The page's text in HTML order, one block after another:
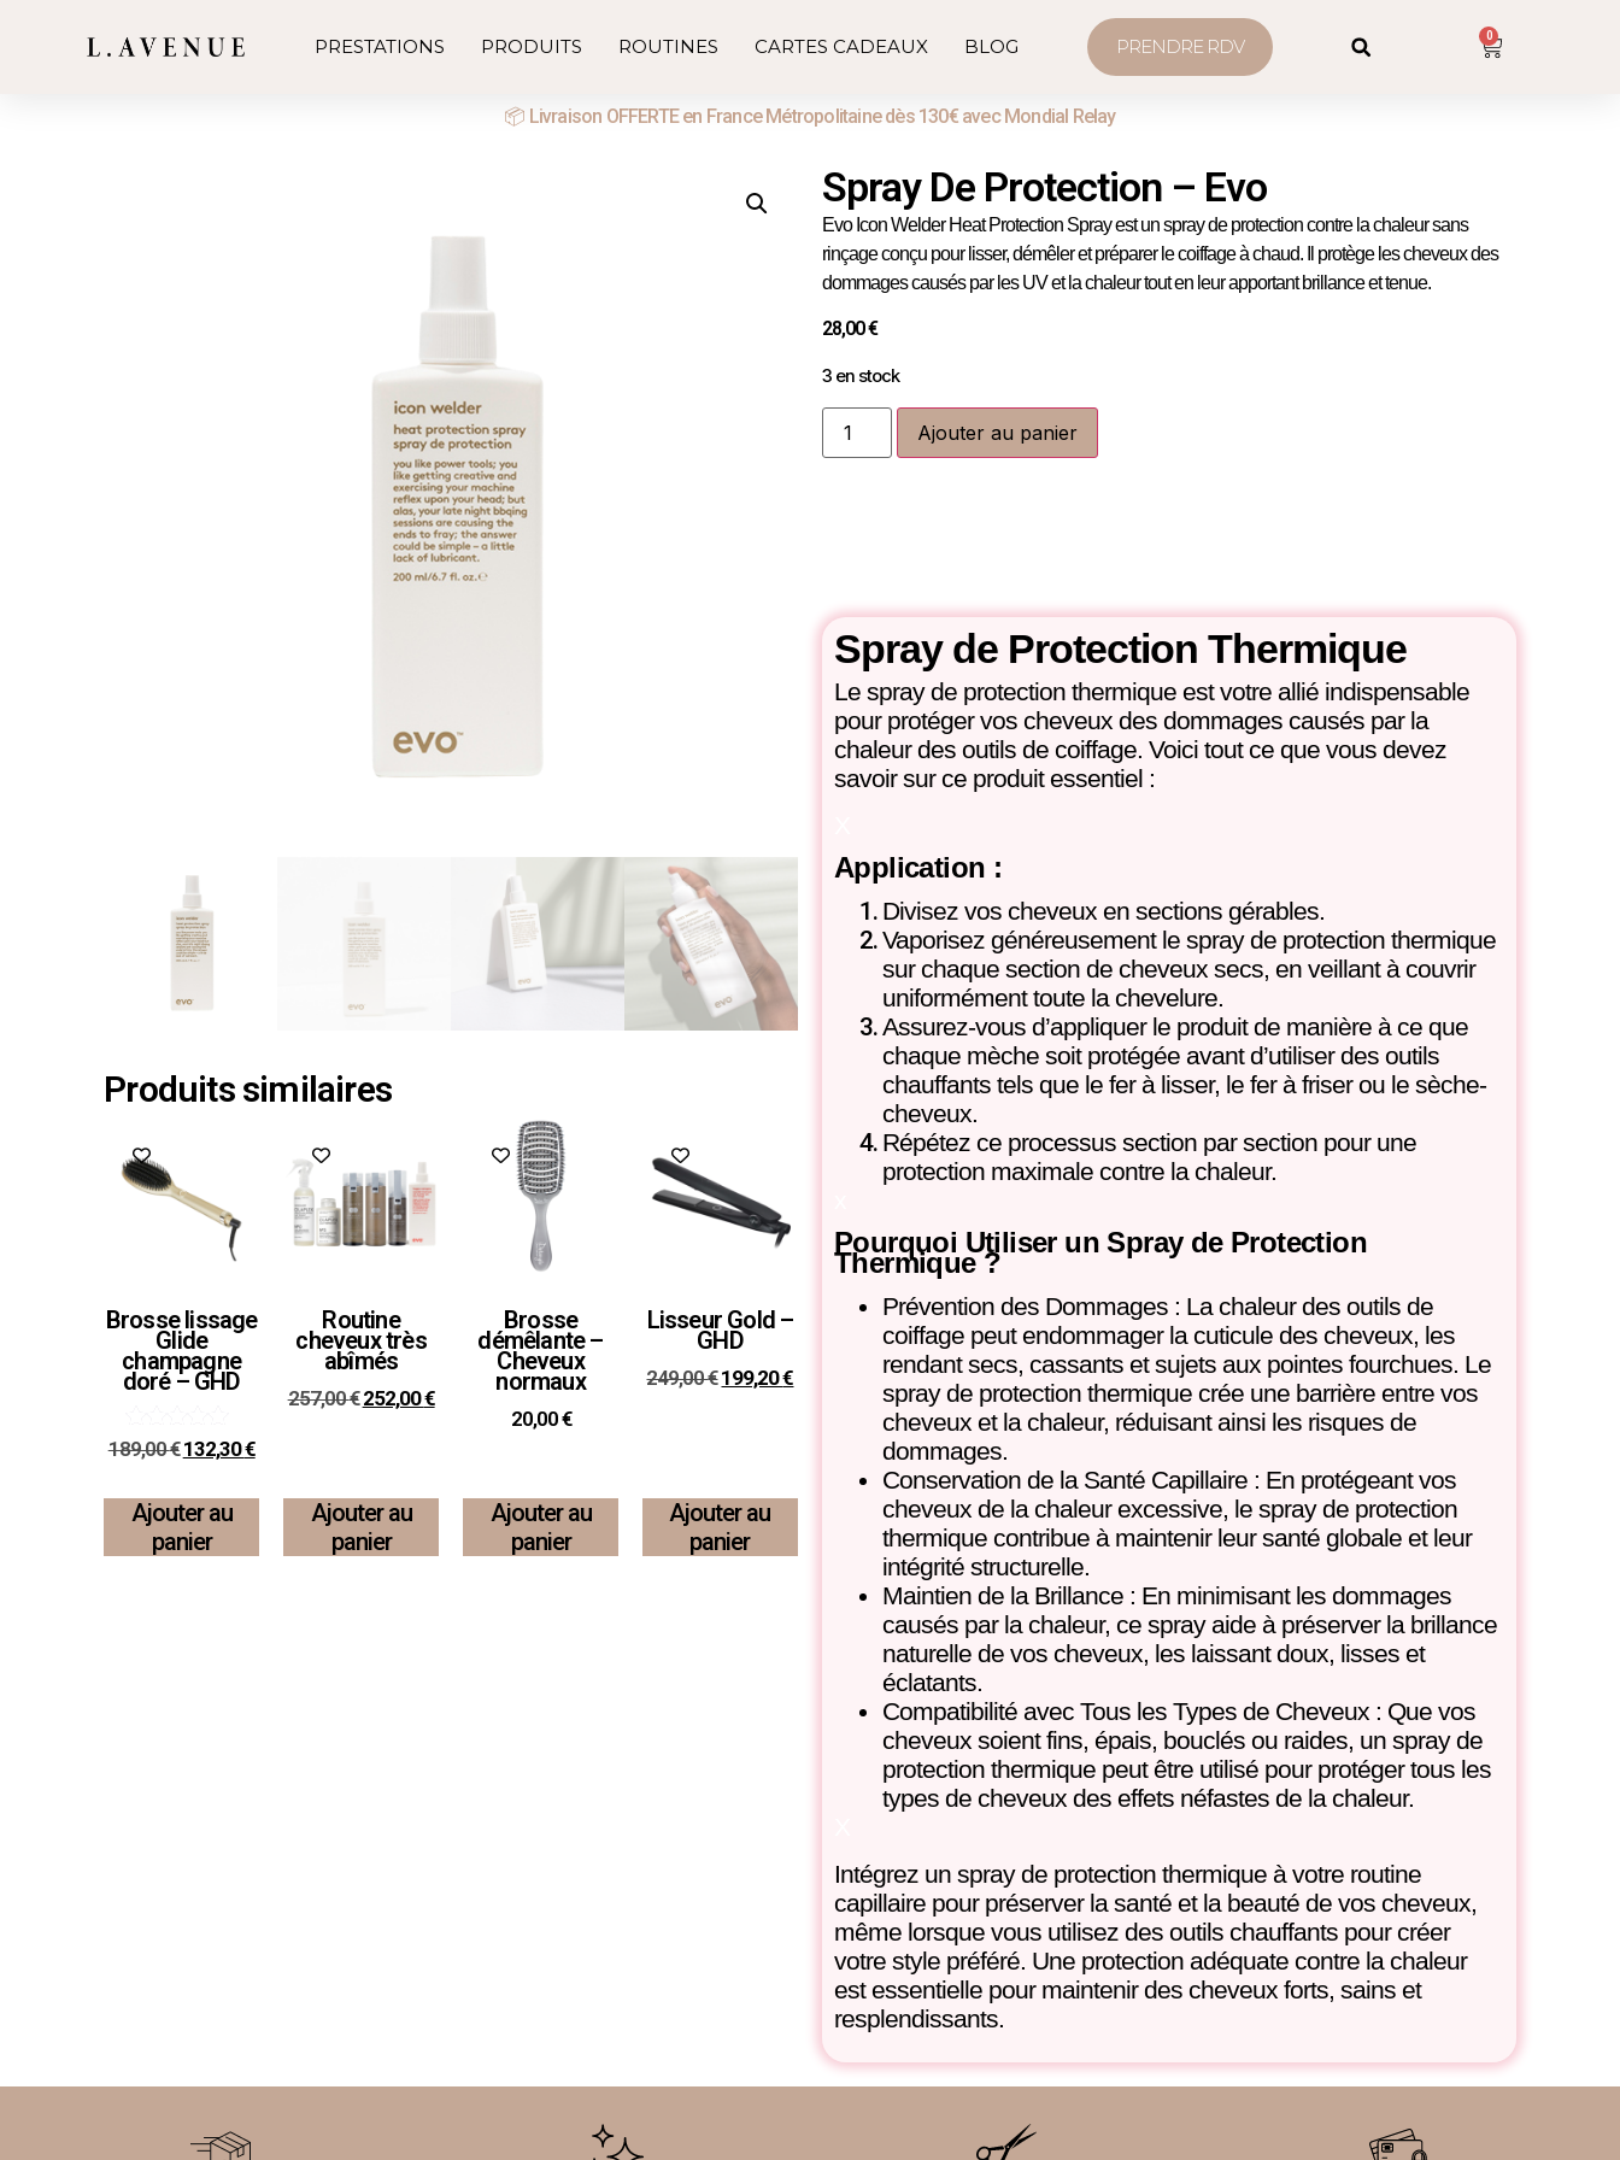
PRESTATIONS PRODUITS ROUTINES CARTES CADEAUX BLOG PRENDRE RDV 0
📦 Livraison OFFERTE en France Métropolitaine dès 130€ avec Mondial Relay
Produits similaires
Brosse lissage
Glide
champagne
doré – GHD
Note
5.00
189,00€ 132,30€
Ajouter au
panier
Routine
cheveux très
abîmés
257,00€ 252,00€
Ajouter au
panier
Brosse
démêlante –
Cheveux
normaux
20,00€
Ajouter au
panier
Lisseur Gold –
GHD
249,00€199,20€
Ajouter au
panier
Spray De Protection – Evo
Evo Icon Welder Heat Protection Spray est un spray de protection contre la chaleur sans
rinçage conçu pour lisser, démêler et préparer le coiffage à chaud. Il protège les cheveux des
dommages causés par les UV et la chaleur tout en leur apportant brillance et tenue.
28,00€
3 en stock
Ajouter au panier
Spray de Protection Thermique
Le spray de protection thermique est votre allié indispensable
pour protéger vos cheveux des dommages causés par la
chaleur des outils de coiffage. Voici tout ce que vous devez
savoir sur ce produit essentiel :
Application :
Divisez vos cheveux en sections gérables.
Vaporisez généreusement le spray de protection thermique
sur chaque section de cheveux secs, en veillant à couvrir
uniformément toute la chevelure.
Assurez-vous d’appliquer le produit de manière à ce que
chaque mèche soit protégée avant d’utiliser des outils
chauffants tels que le fer à lisser, le fer à friser ou le sèche-
cheveux.
Répétez ce processus section par section pour une
protection maximale contre la chaleur.
Pourquoi Utiliser un Spray de Protection
Thermique ?
Prévention des Dommages : La chaleur des outils de
coiffage peut endommager la cuticule des cheveux, les
rendant secs, cassants et sujets aux pointes fourchues. Le
spray de protection thermique crée une barrière entre vos
cheveux et la chaleur, réduisant ainsi les risques de
dommages.
Conservation de la Santé Capillaire : En protégeant vos
cheveux de la chaleur excessive, le spray de protection
thermique contribue à maintenir leur santé globale et leur
intégrité structurelle.
Maintien de la Brillance : En minimisant les dommages
causés par la chaleur, ce spray aide à préserver la brillance
naturelle de vos cheveux, les laissant doux, lisses et
éclatants.
Compatibilité avec Tous les Types de Cheveux : Que vos
cheveux soient fins, épais, bouclés ou raides, un spray de
protection thermique peut être utilisé pour protéger tous les
types de cheveux des effets néfastes de la chaleur.
Intégrez un spray de protection thermique à votre routine
capillaire pour préserver la santé et la beauté de vos cheveux,
même lorsque vous utilisez des outils chauffants pour créer
votre style préféré. Une protection adéquate contre la chaleur
est essentielle pour maintenir des cheveux forts, sains et
resplendissants.